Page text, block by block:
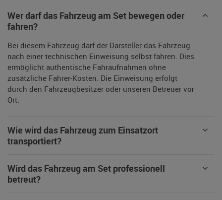
Wer darf das Fahrzeug am Set bewegen oder
fahren?
Bei diesem Fahrzeug darf der Darsteller das Fahrzeug
nach einer technischen Einweisung selbst fahren. Dies
ermöglicht authentische Fahraufnahmen ohne
zusätzliche Fahrer-Kosten. Die Einweisung erfolgt
durch den Fahrzeugbesitzer oder unseren Betreuer vor
Ort.
Wie wird das Fahrzeug zum Einsatzort
transportiert?
Wird das Fahrzeug am Set professionell
betreut?